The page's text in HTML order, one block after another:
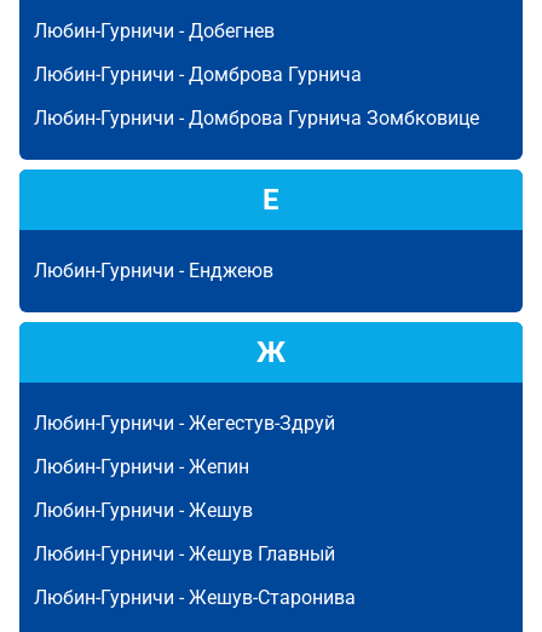
Любин-Гурничи -Добегнев
Любин-Гурничи -Домброва Гурнича
Любин-Гурничи -Домброва Гурнича Зомбковице
Е
Любин-Гурничи - Енджеюв
Ж
Любин-Гурничи -Жегестув-Здруй
Любин-Гурничи -Жепин
Любин-Гурничи -Жешув
Любин-Гурничи -Жешув Главный
Любин-Гурничи -Жешув-Старонива